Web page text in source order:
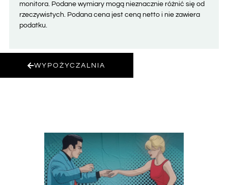
monitora. Podane wymiary mogą nieznacznie różnić się od
rzeczywistych. Podana cena jest ceną netto i nie zawiera
podatku.
WYPOŻYCZALNIA